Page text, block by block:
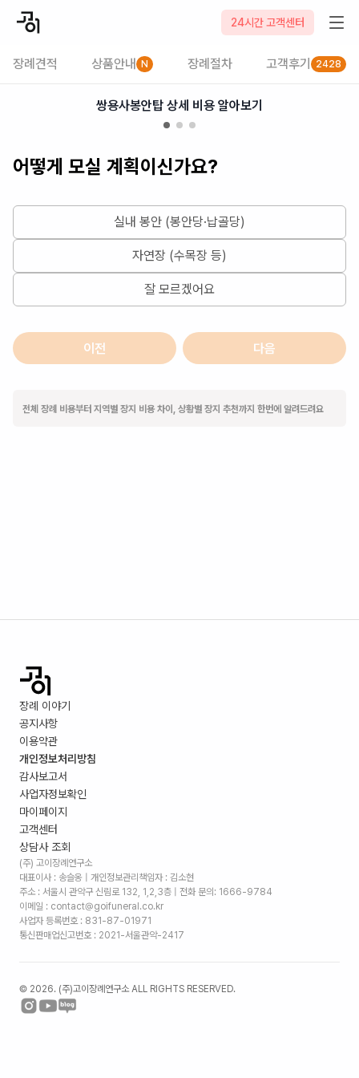
24시간 고객센터
장례견적 상품안내 N 장례절차 고객후기 2428
2026-08-09
쌍용사봉안탑 상세 비용 알아보기
어떻게 모실 계획이신가요?
실내 봉안 (봉안당·납골당)
자연장 (수목장 등)
잘 모르겠어요
이전 다음
전체 장례 비용부터 지역별 장지 비용 차이, 상황별 장지 추천까지 한번에 알려드려요
장례 이야기
공지사항
이용약관
개인정보처리방침
감사보고서
사업자정보확인
마이페이지
고객센터
상담사 조회
(주) 고이장례연구소
대표이사 : 송슬옹 | 개인정보관리책임자 : 김소현
주소 : 서울시 관악구 신림로 132, 1,2,3층 | 전화 문의: 1666-9784
이메일 : contact@goifuneral.co.kr
사업자 등록번호 : 831-87-01971
통신판매업신고번호 : 2021-서울관악-2417
© 2026. (주)고이장례연구소 ALL RIGHTS RESERVED.